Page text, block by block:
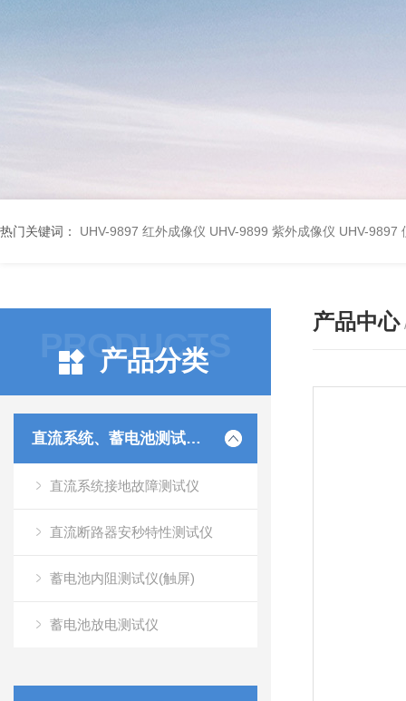
热门关键词： UHV-9897 红外成像仪 UHV-9899 紫外成像仪 UHV-9897
PRODUCTS
产品分类
直流系统、蓄电池测试仪器
直流系统接地故障测试仪
直流断路器安秒特性测试仪
蓄电池内阻测试仪(触屏)
蓄电池放电测试仪
产品中心